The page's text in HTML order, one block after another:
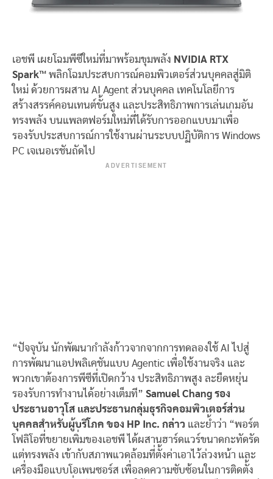
เอชพี เผยโฉมพีซีใหม่ที่มาพร้อมขุมพลัง NVIDIA RTX
Spark™ พลิกโฉมประสบการณ์คอมพิวเตอร์ส่วนบุคคลสู่มิติ
ใหม่ ด้วยการผสาน AI Agent ส่วนบุคคล เทคโนโลยีการ
สร้างสรรค์คอนเทนต์ขั้นสูง และประสิทธิภาพการเล่นเกมอัน
ทรงพลัง บนแพลตฟอร์มใหม่ที่ได้รับการออกแบบมาเพื่อ
รองรับประสบการณ์การใช้งานผ่านระบบปฏิบัติการ Windows
PC เจเนอเรชันถัดไป
ADVERTISEMENT
“ปัจจุบัน นักพัฒนากำลังก้าวจากจากการทดลองใช้ AI ไปสู่
การพัฒนาแอปพลิเคชันแบบ Agentic เพื่อใช้งานจริง และ
พวกเขาต้องการพีซีที่เปิดกว้าง ประสิทธิภาพสูง ละยืดหยุ่น
รองรับการทำงานได้อย่างเต็มที” Samuel Chang รอง
ประธานอาวุโส และประธานกลุ่มธุรกิจคอมพิวเตอร์ส่วน
บุคคลสำหรับผู้บริโภค ของ HP Inc. กล่าว และย้ำว่า “พอร์ต
โฟลิโอที่ขยายเพิ่มของเอชพี ได้ผสานฮาร์ดแวร์ขนาดกะทัดรัด
แต่ทรงพลัง เข้ากับสภาพแวดล้อมที่ตั้งค่าเอาไว้ล่วงหน้า และ
เครื่องมือแบบโอเพนซอร์ส เพื่อลดความซับซ้อนในการติดตั้ง